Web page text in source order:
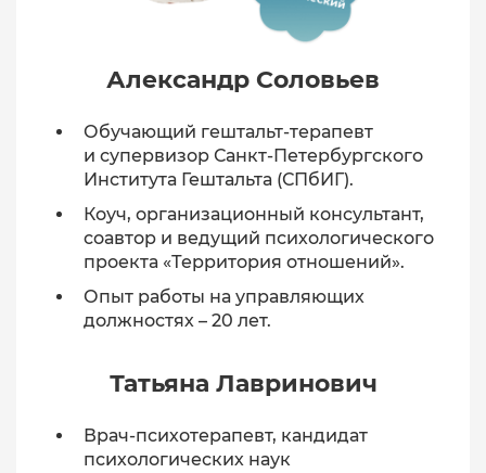
Александр Соловьев
Обучающий гештальт-терапевт
и супервизор Санкт-Петербургского
Института Гештальта (СПбИГ).
Коуч, организационный консультант,
соавтор и ведущий психологического
проекта «Территория отношений».
Опыт работы на управляющих
должностях – 20 лет.
Татьяна Лавринович
Врач-психотерапевт, кандидат
психологических наук